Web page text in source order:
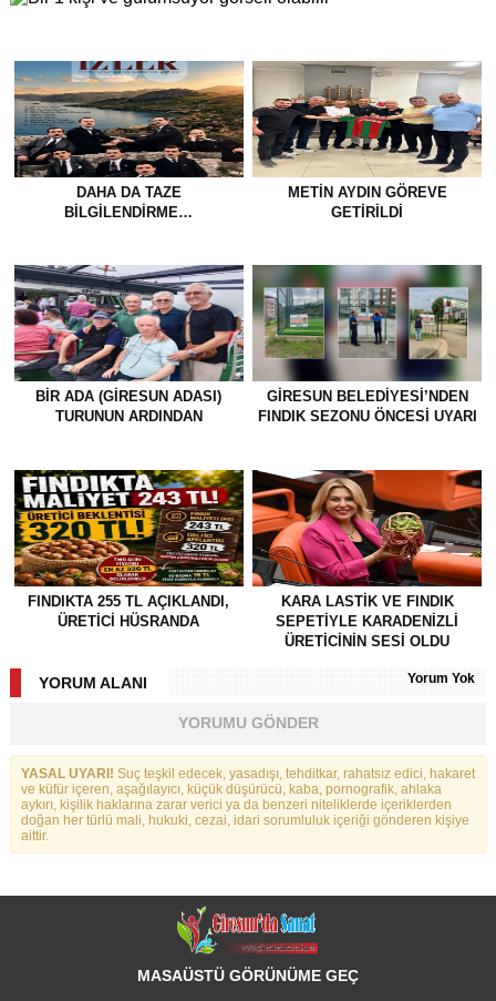
DAHA DA TAZE
BİLGİLENDİRME…
METİN AYDIN GÖREVE
GETİRİLDİ
BİR ADA (GİRESUN ADASI)
TURUNUN ARDINDAN
GİRESUN BELEDİYESİ’NDEN
FINDIK SEZONU ÖNCESİ UYARI
FINDIKTA 255 TL AÇIKLANDI,
ÜRETİCİ HÜSRANDA
KARA LASTİK VE FINDIK
SEPETİYLE KARADENİZLİ
ÜRETİCİNİN SESİ OLDU
YORUM ALANI Yorum Yok
YORUMU GÖNDER
YASAL UYARI! Suç teşkil edecek, yasadışı, tehditkar, rahatsız edici, hakaret
ve küfür içeren, aşağılayıcı, küçük düşürücü, kaba, pornografik, ahlaka
aykırı, kişilik haklarına zarar verici ya da benzeri niteliklerde içeriklerden
doğan her türlü mali, hukuki, cezai, idari sorumluluk içeriği gönderen kişiye
aittir.
MASAÜSTÜ GÖRÜNÜME GEÇ